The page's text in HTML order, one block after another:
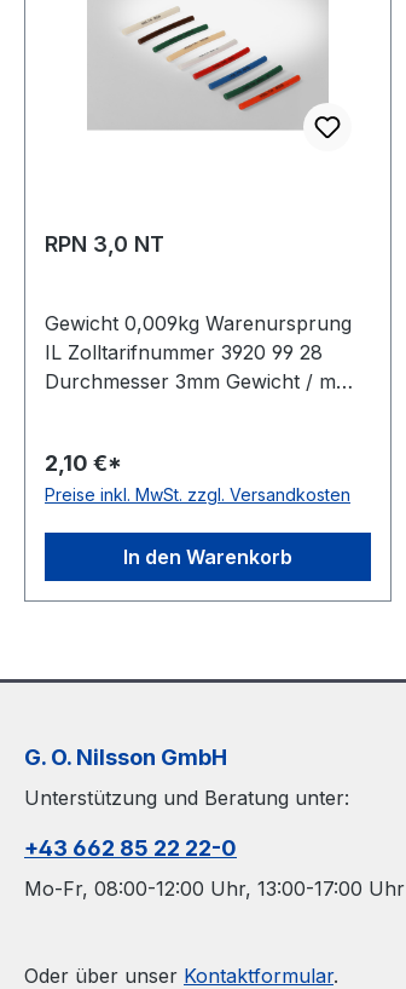
RPN 3,0 NT
Gewicht 0,009kg Warenursprung
IL Zolltarifnummer 3920 99 28
Durchmesser 3mm Gewicht / m
Material Polyurethan Farbe grün
Rollenlänge 30,5 (außer Ø 2mm =
Zugstrang nein Shorehärte 88°
Shore A
2,10 €*
Preise inkl. MwSt. zzgl. Versandkosten
In den Warenkorb
G. O. Nilsson GmbH
Unterstützung und Beratung unter:
+43 662 85 22 22-0
Mo-Fr, 08:00-12:00 Uhr, 13:00-17:00 Uhr
Oder über unser Kontaktformular.